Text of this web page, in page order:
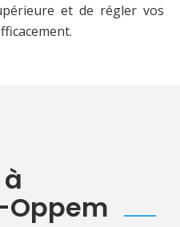
et de régler vos
Oppem